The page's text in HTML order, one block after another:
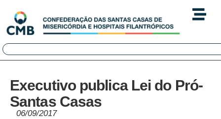
Executivo publica Lei do Pró-
Santas Casas
06/09/2017